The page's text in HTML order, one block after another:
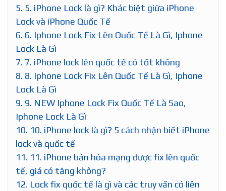
5. 5. iPhone Lock là gì? Khác biệt giữa iPhone
Lock và iPhone Quốc Tế
6. 6. Iphone Lock Fix Lên Quốc Tế Là Gì, Iphone
Lock Là Gì
7. 7. iPhone lock lên quốc tế có tốt không
8. 8. Iphone Lock Fix Lên Quốc Tế Là Gì, Iphone
Lock Là Gì
9. 9. NEW Iphone Lock Fix Quốc Tế Là Sao,
Iphone Lock Là Gì
10. 10. iPhone lock là gì? 5 cách nhận biết iPhone
lock và quốc tế
11. 11. iPhone bản hóa mạng được fix lên quốc
tế, giá có tăng không?
12. Lock fix quốc tế là gì và các truy vấn có liên